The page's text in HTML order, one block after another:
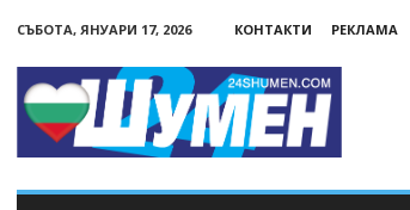
СЪБОТА, ЯНУАРИ 17, 2026 КОНТАКТИ РЕКЛАМА